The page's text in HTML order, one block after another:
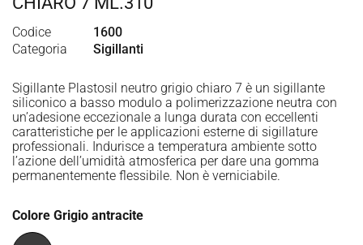
Codice
1600
Categoria
Sigillanti
Sigillante Plastosil neutro grigio chiaro 7 è un sigillante
siliconico a basso modulo a polimerizzazione neutra con
un’adesione eccezionale a lunga durata con eccellenti
caratteristiche per le applicazioni esterne di sigillature
professionali. Indurisce a temperatura ambiente sotto
l’azione dell’umidità atmosferica per dare una gomma
permanentemente flessibile. Non è verniciabile.
Colore Grigio antracite